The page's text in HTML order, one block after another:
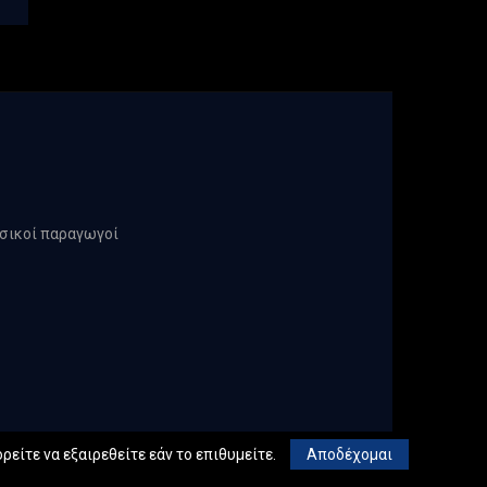
παραγωγοί
να εξαιρεθείτε εάν το επιθυμείτε. Αποδέχομαι